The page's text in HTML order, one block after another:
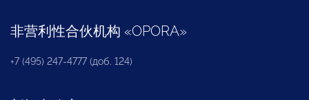
非营利性合伙机构 «OPORA»
+7 (495) 247-4777 (доб. 124)